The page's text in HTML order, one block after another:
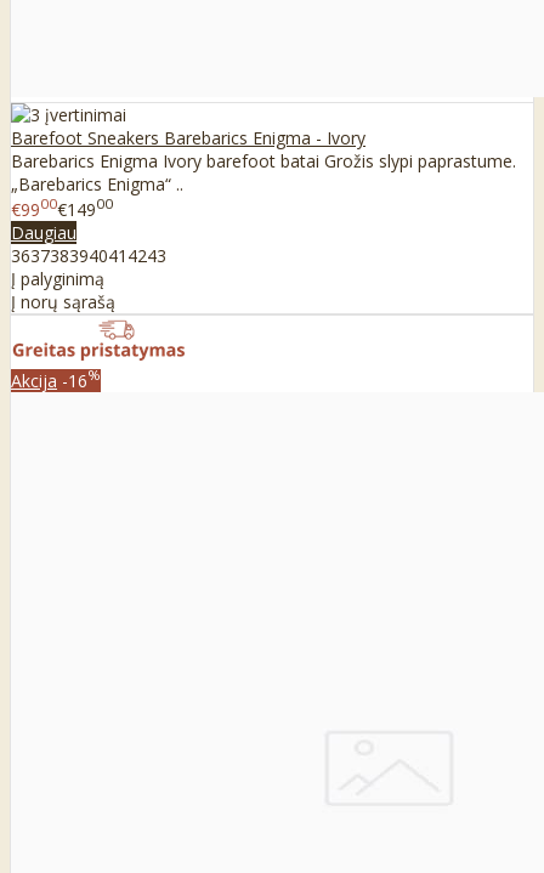
Barefoot Sneakers Barebarics Enigma - Ivory
Barebarics Enigma Ivory barefoot batai Grožis slypi paprastume.
„Barebarics Enigma“ ..
€9900€14900
Daugiau
363738394041 4243
Į palyginimą
Į norų sąrašą
Akcija -16%